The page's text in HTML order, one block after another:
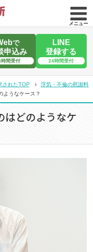
メニュー
で
申込み
間受付
LINE
登録する
24時間受付
されたTOP
浮気・不倫の慰謝料
ようなケース？
はどのようなケ